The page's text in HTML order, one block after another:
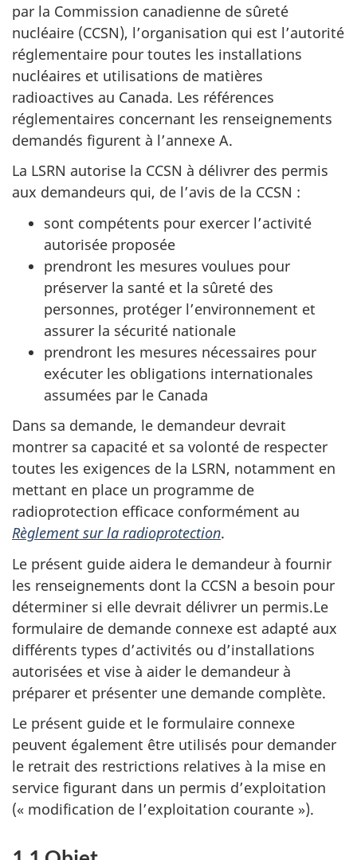
par la Commission canadienne de sûreté
nucléaire (CCSN), l’organisation qui est l’autorité
réglementaire pour toutes les installations
nucléaires et utilisations de matières
radioactives au Canada. Les références
réglementaires concernant les renseignements
demandés figurent à l’annexe A.
La LSRN autorise la CCSN à délivrer des permis
aux demandeurs qui, de l’avis de la CCSN :
sont compétents pour exercer l’activité
autorisée proposée
prendront les mesures voulues pour
préserver la santé et la sûreté des
personnes, protéger l’environnement et
assurer la sécurité nationale
prendront les mesures nécessaires pour
exécuter les obligations internationales
assumées par le Canada
Dans sa demande, le demandeur devrait
montrer sa capacité et sa volonté de respecter
toutes les exigences de la LSRN, notamment en
mettant en place un programme de
radioprotection efficace conformément au
Règlement sur la radioprotection.
Le présent guide aidera le demandeur à fournir
les renseignements dont la CCSN a besoin pour
déterminer si elle devrait délivrer un permis.Le
formulaire de demande connexe est adapté aux
différents types d’activités ou d’installations
autorisées et vise à aider le demandeur à
préparer et présenter une demande complète.
Le présent guide et le formulaire connexe
peuvent également être utilisés pour demander
le retrait des restrictions relatives à la mise en
service figurant dans un permis d’exploitation
(« modification de l’exploitation courante »).